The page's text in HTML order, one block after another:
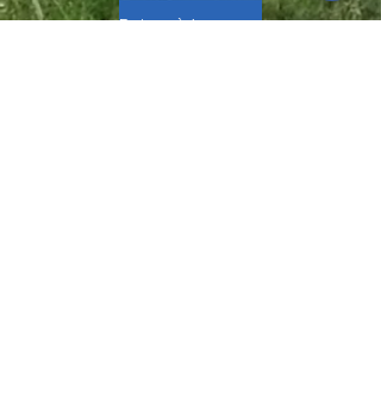
Retour à la page principale